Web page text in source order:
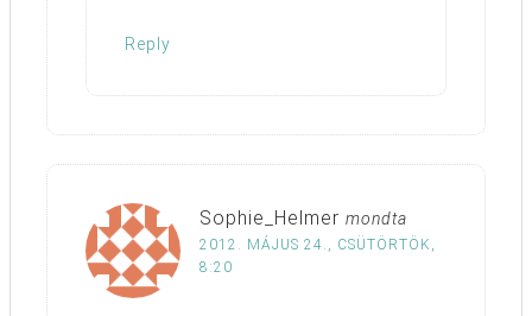
Reply
Sophie_Helmer mondta
2012. MÁJUS 24., CSÜTÖRTÖK,
8:20